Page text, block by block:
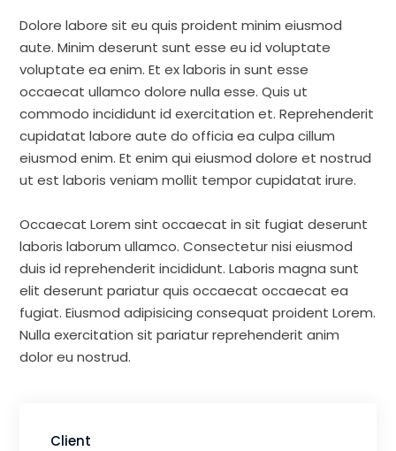
Dolore labore sit eu quis proident minim eiusmod
aute. Minim deserunt sunt esse eu id voluptate
voluptate ea enim. Et ex laboris in sunt esse
occaecat ullamco dolore nulla esse. Quis ut
commodo incididunt id exercitation et. Reprehenderit
cupidatat labore aute do officia ea culpa cillum
eiusmod enim. Et enim qui eiusmod dolore et nostrud
ut est laboris veniam mollit tempor cupidatat irure.
Occaecat Lorem sint occaecat in sit fugiat deserunt
laboris laborum ullamco. Consectetur nisi eiusmod
duis id reprehenderit incididunt. Laboris magna sunt
elit deserunt pariatur quis occaecat occaecat ea
fugiat. Eiusmod adipisicing consequat proident Lorem.
Nulla exercitation sit pariatur reprehenderit anim
dolor eu nostrud.
Client